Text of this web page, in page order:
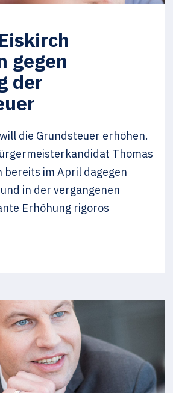
gegen
der
die Grundsteuer erhöhen.
Thomas
bereits im April dagegen
in der vergangenen
Erhöhung rigoros